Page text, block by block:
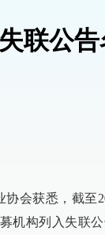
联公
会获悉，截至
机构列入失联